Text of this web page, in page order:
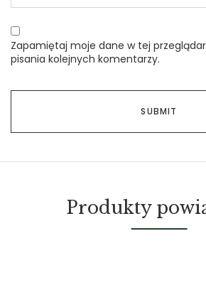
Zapamiętaj moje dane w tej
pisania kolejnych komentarzy.
Produkty